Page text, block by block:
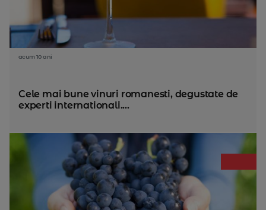
acum 10 ani
Cele mai bune vinuri romanesti, degustate de
experti internationali....